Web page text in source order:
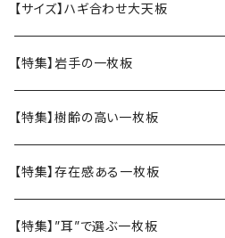
【サイズ】ハギ合わせ大天板
【特集】岩手の一枚板
【特集】樹齢の高い一枚板
【特集】存在感ある一枚板
【特集】”耳”で選ぶ一枚板